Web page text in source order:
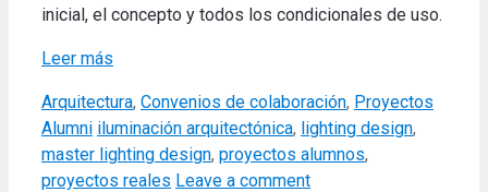
inicial, el concepto y todos los condicionales de uso.
Leer más
Categories
Arquitectura, Convenios de colaboración, Proyectos
Alumni Tags
iluminación arquitectónica, lighting design,
master lighting design, proyectos alumnos,
proyectos reales Leave a comment